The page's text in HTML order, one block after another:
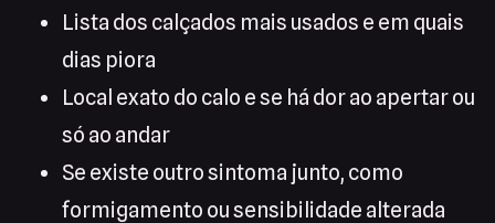
Lista dos calçados mais usados e em quais
dias piora
Local exato do calo e se há dor ao apertar ou
só ao andar
Se existe outro sintoma junto, como
formigamento ou sensibilidade alterada